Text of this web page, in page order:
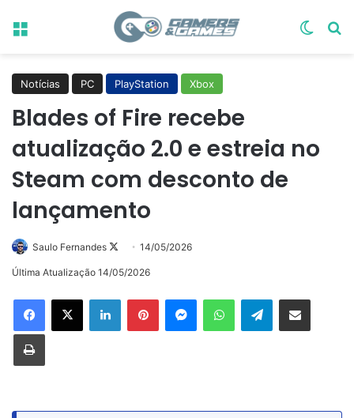
Menu
Notícias PC PlayStation Xbox
Blades of Fire recebe
atualização 2.0 e estreia no
Steam com desconto de
lançamento
Saulo Fernandes
Follow14/05/2026
Última Atualização 14/05/2026
LinkedinPinterestMessengerWhatsAppTelegramCompartilhar via e-mail
Imprimir